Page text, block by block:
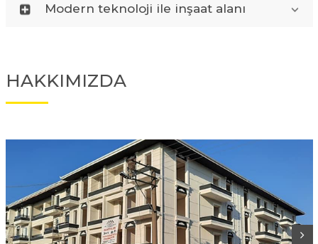
Modern teknoloji ile inşaat alanı
HAKKIMIZDA